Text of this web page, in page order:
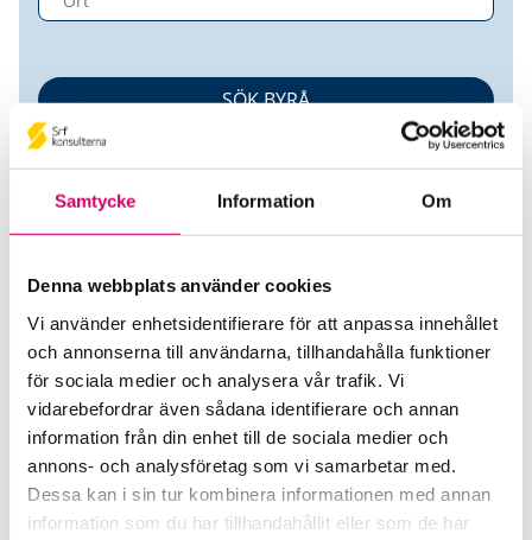
Samtycke Information Om
Denna webbplats använder cookies
Vi använder enhetsidentifierare för att anpassa innehållet
och annonserna till användarna, tillhandahålla funktioner
för sociala medier och analysera vår trafik. Vi
vidarebefordrar även sådana identifierare och annan
information från din enhet till de sociala medier och
annons- och analysföretag som vi samarbetar med.
Dessa kan i sin tur kombinera informationen med annan
information som du har tillhandahållit eller som de har
Redovisning Z Syd AB
Srf Auktoriserade konsulter
Andreas Ziegenfeldt
Auktoriserad Redovisnings- och Lönekonsult, Srf Certifierad
Affärsrådgivare
Skicka e-post